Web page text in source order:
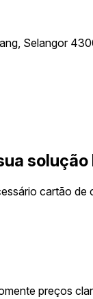
Selangor
solução
cartão de
preços